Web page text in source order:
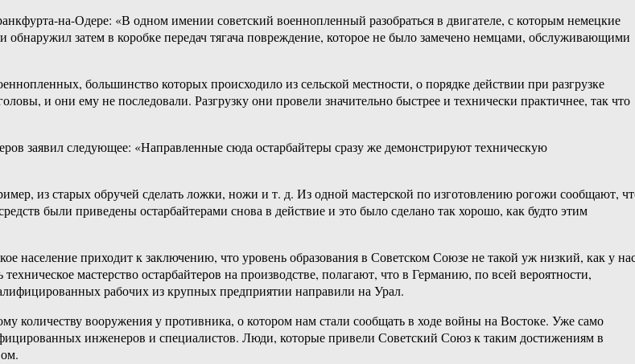
на-Одере: «В одном имении советский военнопленный разобраться в двигателе, с которым немецкие
обнаружил затем в коробке передач тягача повреждение, которое не было замечено немцами, обслуживающими
большинство которых происходило из сельской местности, о порядке действии при разгрузке
и они ему не последовали. Разгрузку они провели значительно быстрее и технически практичнее, так что
заявил следующее: «Направленные сюда остарбайтеры сразу же демонстрируют техническую
из старых обручей сделать ложки, ножи и т. д. Из одной мастерской по изготовлению рогожи сообщают,
были приведены остарбайтерами снова в действие и это было сделано так хорошо, как будто этим
население приходит к заключению, что уровень образования в Советском Союзе не такой уж низкий, как у
мастерство остарбайтеров на производстве, полагают, что в Германию, по всей вероятности,
рабочих из крупных предприятии направили на Урал.
количеству вооружения у противника, о котором нам стали сообщать в ходе войны на Востоке. Уже само
инженеров и специалистов. Люди, которые привели Советский Союз к таким достижениям в